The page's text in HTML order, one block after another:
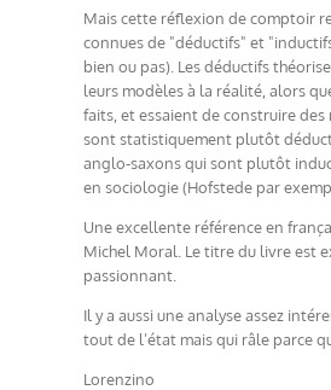
Mais cette réflexion de comptoir
connues de "déductifs" et
bien ou pas). Les déductifs
leurs modèles à la réalité, alors
faits, et essaient de construire des
sont statistiquement plutôt
anglo-saxons qui sont plutôt
en sociologie (Hofstede par
Une excellente référence en
Michel Moral. Le titre du livre est
passionnant.
Il y a aussi une analyse assez
tout de l’état mais qui râle parce
Lorenzino